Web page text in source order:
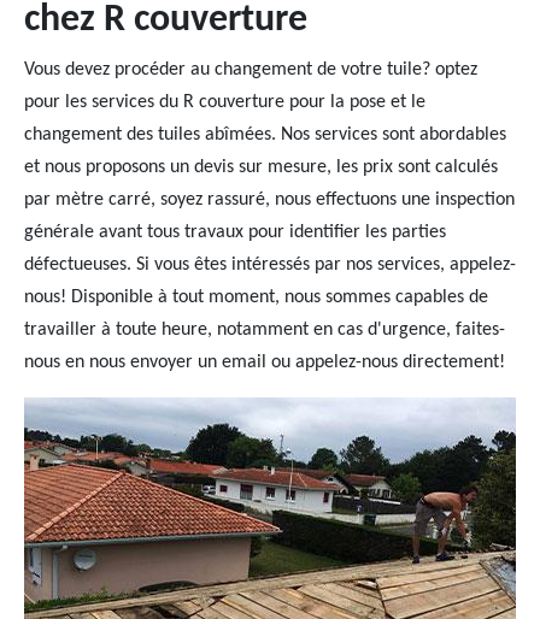
chez R couverture
Vous devez procéder au changement de votre tuile? optez
pour les services du R couverture pour la pose et le
changement des tuiles abîmées. Nos services sont abordables
et nous proposons un devis sur mesure, les prix sont calculés
par mètre carré, soyez rassuré, nous effectuons une inspection
générale avant tous travaux pour identifier les parties
défectueuses. Si vous êtes intéressés par nos services, appelez-
nous! Disponible à tout moment, nous sommes capables de
travailler à toute heure, notamment en cas d'urgence, faites-
nous en nous envoyer un email ou appelez-nous directement!